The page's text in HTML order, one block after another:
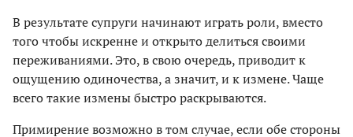
В результате супруги начинают играть роли, вместо
того чтобы искренне и открыто делиться своими
переживаниями. Это, в свою очередь, приводит к
ощущению одиночества, а значит, и к измене. Чаще
всего такие измены быстро раскрываются.
Примирение возможно в том случае, если обе стороны